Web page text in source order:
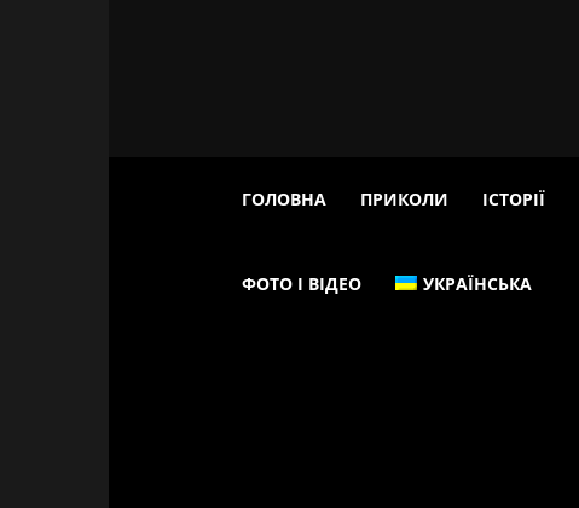
ГОЛОВНА ПРИКОЛИ ІСТОРІЇ
ФОТО І ВІДЕО УКРАЇНСЬКА